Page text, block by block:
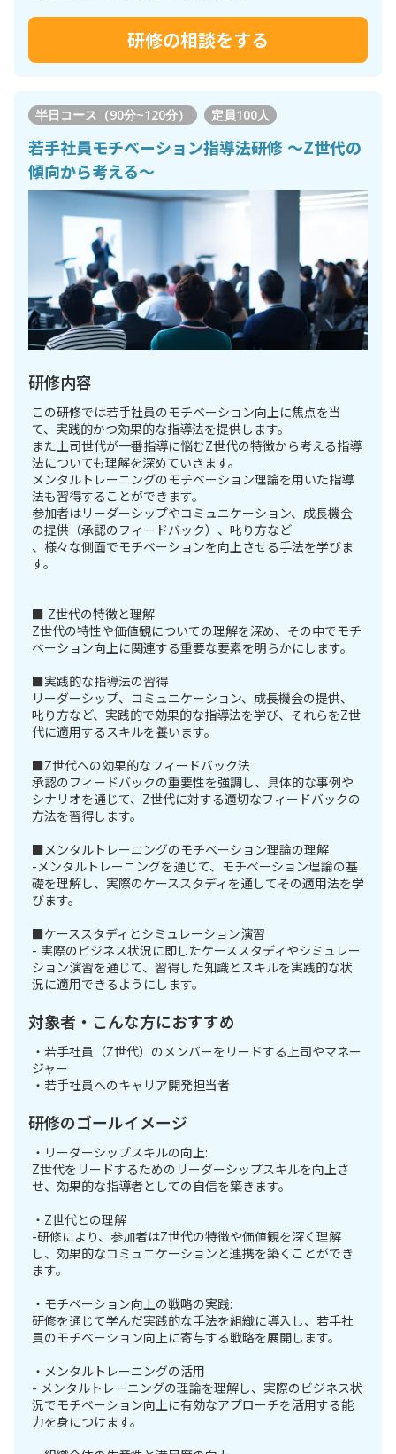
研修の相談をする
半日コース（90分~120分） 定員100人
若手社員モチベーション指導法研修 ～Z世代の
傾向から考える～
研修内容
この研修では若手社員のモチベーション向上に焦点を当
て、実践的かつ効果的な指導法を提供します。
また上司世代が一番指導に悩むZ世代の特徴から考える指導
法についても理解を深めていきます。
メンタルトレーニングのモチベーション理論を用いた指導
法も習得することができます。
参加者はリーダーシップやコミュニケーション、成長機会
の提供（承認のフィードバック）、叱り方など
、様々な側面でモチベーションを向上させる手法を学びま
す。
■ Z世代の特徴と理解
Z世代の特性や価値観についての理解を深め、その中でモチ
ベーション向上に関連する重要な要素を明らかにします。
■実践的な指導法の習得
リーダーシップ、コミュニケーション、成長機会の提供、
叱り方など、実践的で効果的な指導法を学び、それらをZ世
代に適用するスキルを養います。
■Z世代への効果的なフィードバック法
承認のフィードバックの重要性を強調し、具体的な事例や
シナリオを通じて、Z世代に対する適切なフィードバックの
方法を習得します。
■メンタルトレーニングのモチベーション理論の理解
-メンタルトレーニングを通じて、モチベーション理論の基
礎を理解し、実際のケーススタディを通してその適用法を学
びます。
■ケーススタディとシミュレーション演習
- 実際のビジネス状況に即したケーススタディやシミュレー
ション演習を通じて、習得した知識とスキルを実践的な状
況に適用できるようにします。
対象者・こんな方におすすめ
・若手社員（Z世代）のメンバーをリードする上司やマネー
ジャー
・若手社員へのキャリア開発担当者
研修のゴールイメージ
・リーダーシップスキルの向上:
Z世代をリードするためのリーダーシップスキルを向上さ
せ、効果的な指導者としての自信を築きます。
・Z世代との理解
-研修により、参加者はZ世代の特徴や価値観を深く理解
し、効果的なコミュニケーションと連携を築くことができ
ます。
・モチベーション向上の戦略の実践:
研修を通じて学んだ実践的な手法を組織に導入し、若手社
員のモチベーション向上に寄与する戦略を展開します。
・メンタルトレーニングの活用
- メンタルトレーニングの理論を理解し、実際のビジネス状
況でモチベーション向上に有効なアプローチを活用する能
力を身につけます。